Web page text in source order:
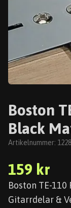
Boston
Black
Artikelnummer:
159 kr
Boston TE-
Gitarrdelar &